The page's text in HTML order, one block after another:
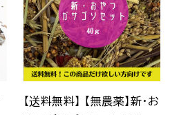
【送料無料】 【無農薬】新・お